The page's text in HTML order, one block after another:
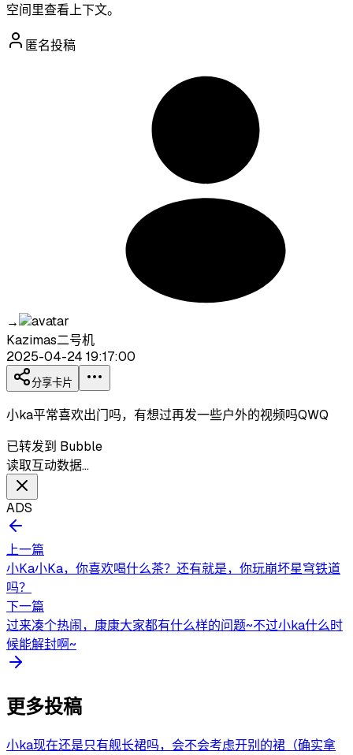
空间里查看上下文。
匿名投稿
→
Kazimas二号机
2025-04-24 19:17:00
分享卡片
小ka平常喜欢出门吗，有想过再发一些户外的视频吗QWQ
已转发到 Bubble
读取互动数据…
ADS
上一篇
小Ka小Ka，你喜欢喝什么茶？还有就是，你玩崩坏星穹铁道
吗？
下一篇
过来凑个热闹，康康大家都有什么样的问题~不过小ka什么时
候能解封啊~
更多投稿
小ka现在还是只有舰长裙吗，会不会考虑开别的裙（确实拿